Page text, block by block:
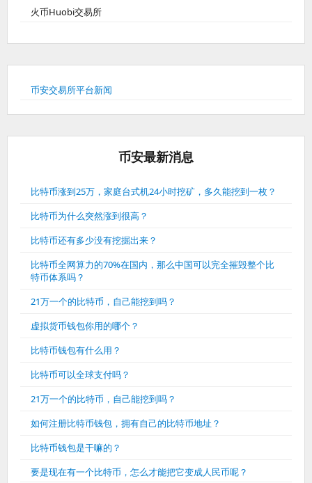
火币Huobi交易所
币安交易所平台新闻
币安最新消息
比特币涨到25万，家庭台式机24小时挖矿，多久能挖到一枚？
比特币为什么突然涨到很高？
比特币还有多少没有挖掘出来？
比特币全网算力的70%在国内，那么中国可以完全摧毁整个比
特币体系吗？
21万一个的比特币，自己能挖到吗？
虚拟货币钱包你用的哪个？
比特币钱包有什么用？
比特币可以全球支付吗？
21万一个的比特币，自己能挖到吗？
如何注册比特币钱包，拥有自己的比特币地址？
比特币钱包是干嘛的？
要是现在有一个比特币，怎么才能把它变成人民币呢？